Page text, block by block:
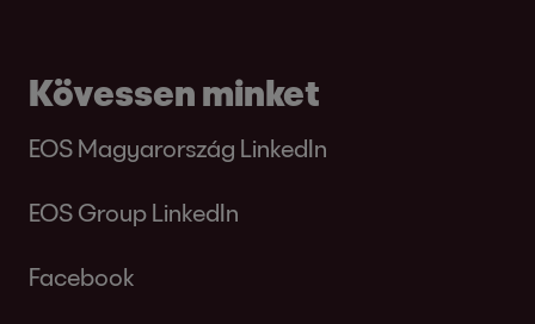
Kövessen minket
EOS Magyarország LinkedIn
EOS Group LinkedIn
Facebook